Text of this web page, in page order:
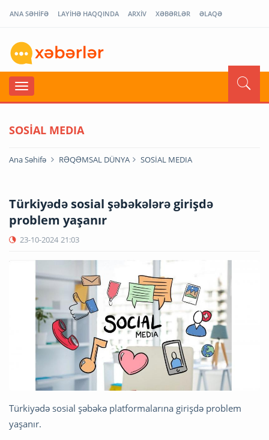
ANA SƏHİFƏ LAYİHƏ HAQQINDA ARXİV XƏBƏRLƏR ƏLAQƏ
SOSİAL MEDIA
Ana Səhifə RƏQƏMSAL DÜNYA SOSİAL MEDIA
Türkiyədə sosial şəbəkələrə girişdə
problem yaşanır
23-10-2024 21:03
Türkiyədə sosial şəbəkə platformalarına girişdə problem
yaşanır.